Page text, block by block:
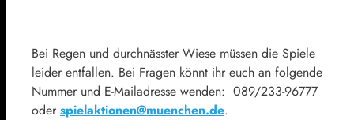
Bei Regen und durchnässter Wiese müssen die Spiele
leider entfallen. Bei Fragen könnt ihr euch an folgende
Nummer und E-Mailadresse wenden: 089/233-96777
oder spielaktionen@muenchen.de.